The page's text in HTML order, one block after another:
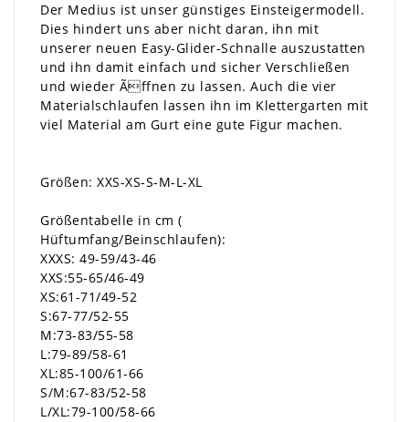
Der Medius ist unser günstiges Einsteigermodell.
Dies hindert uns aber nicht daran, ihn mit
unserer neuen Easy-Glider-Schnalle auszustatten
und ihn damit einfach und sicher Verschließen
und wieder Ãffnen zu lassen. Auch die vier
Materialschlaufen lassen ihn im Klettergarten mit
viel Material am Gurt eine gute Figur machen.
Größen: XXS-XS-S-M-L-XL
Größentabelle in cm (
Hüftumfang/Beinschlaufen):
XXXS: 49-59/43-46
XXS:55-65/46-49
XS:61-71/49-52
S:67-77/52-55
M:73-83/55-58
L:79-89/58-61
XL:85-100/61-66
S/M:67-83/52-58
L/XL:79-100/58-66